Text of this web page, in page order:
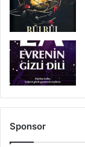
Sponsor